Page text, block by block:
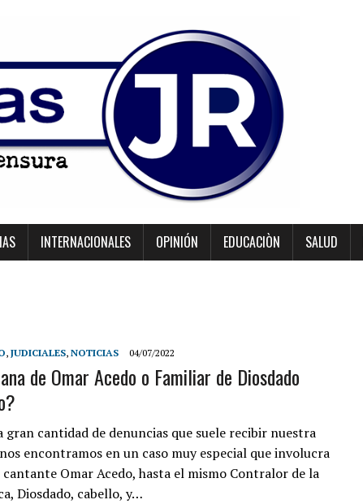
INTERNACIONALES OPINIÓN EDUCACIÒN SALUD
, JUDICIALES, NOTICIAS 04/07/2022
de Omar Acedo o Familiar de Diosdado
gran cantidad de denuncias que suele recibir nuestra
encontramos en un caso muy especial que involucra
cantante Omar Acedo, hasta el mismo Contralor de la
Diosdado, cabello, y…